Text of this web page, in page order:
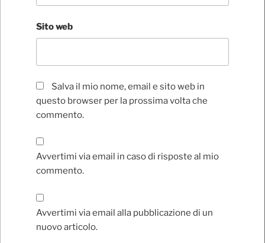
Sito web
Salva il mio nome, email e sito web in
questo browser per la prossima volta che
commento.
Avvertimi via email in caso di risposte al mio
commento.
Avvertimi via email alla pubblicazione di un
nuovo articolo.